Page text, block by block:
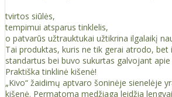
tvirtos siūlės,
tempimui atsparus tinklelis,
o patvarūs užtrauktukai užtikrina ilgalaikį
Tai produktas, kuris ne tik gerai atrodo, bet
standartus bei buvo sukurtas galvojant
Praktiška tinklinė kišenė!
„Kivo“ žaidimų aptvaro šoninėje sienelėje
kišenė. Permatoma medžiaga leidžia